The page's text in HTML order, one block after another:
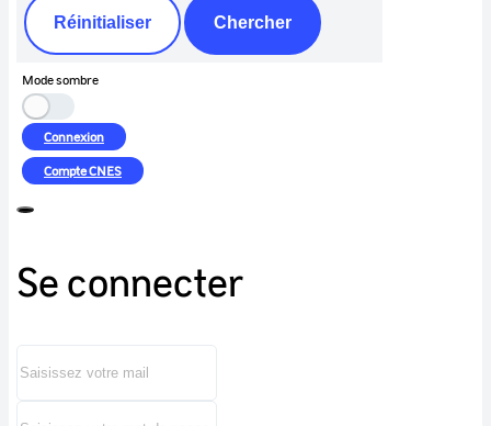
Réinitialiser Chercher
Mode sombre
Connexion
CompteCNES
Se connecter